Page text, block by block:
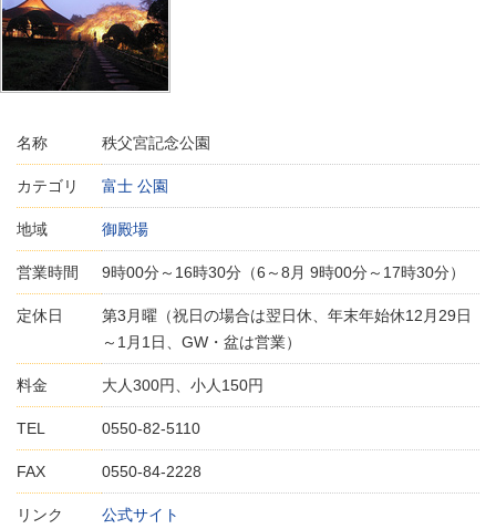
名称 秩父宮記念公園
カテゴリ 富士 公園
地域 御殿場
営業時間 9時00分～16時30分（6～8月 9時00分～17時30分）
定休日
第3月曜（祝日の場合は翌日休、年末年始休12月29日
～1月1日、GW・盆は営業）
料金 大人300円、小人150円
TEL 0550-82-5110
FAX 0550-84-2228
リンク 公式サイト